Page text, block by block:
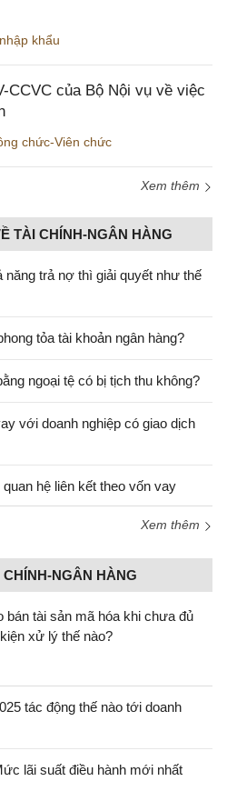
khẩu
CCVC của Bộ Nội vụ về việc
chức-Viên chức
Xem thêm
TÀI CHÍNH-NGÂN HÀNG
năng trả nợ thì giải quyết như thế
tỏa tài khoản ngân hàng?
ngoại tệ có bị tịch thu không?
với doanh nghiệp có giao dịch
hệ liên kết theo vốn vay
Xem thêm
NGÂN HÀNG
bán tài sản mã hóa khi chưa đủ
xử lý thế nào?
tác động thế nào tới doanh
lãi suất điều hành mới nhất